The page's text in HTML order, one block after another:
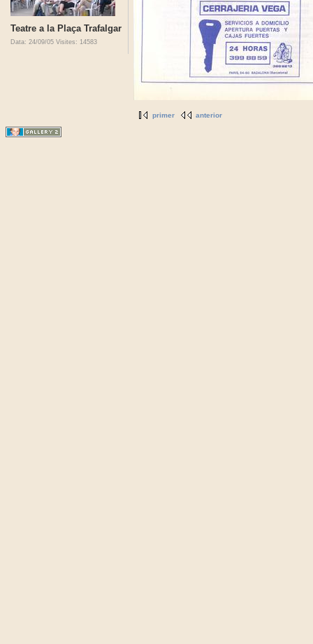
Teatre a la Plaça Trafalgar
Data: 24/09/05 Visites: 14583
primer anterior